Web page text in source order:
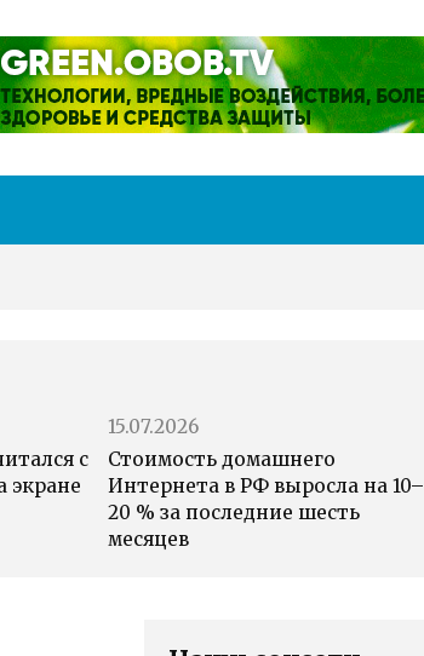
с
экране
15.07.2026
Стоимость домашнего
Интернета в РФ выросла на 10–
20 % за последние шесть
месяцев